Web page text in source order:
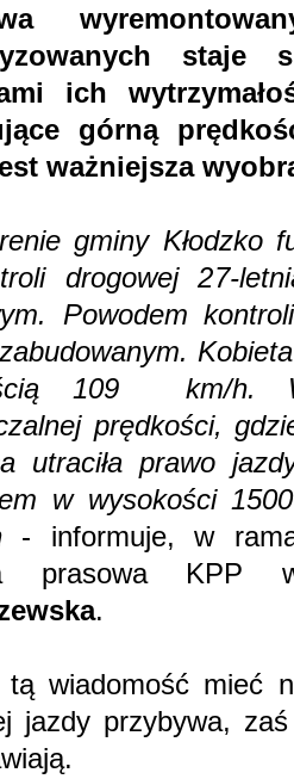
ich
górną
ważniejsza
gminy Kłodzko
drogowej 27-
Powodem
109 km/h.
prędkości,
utraciła prawo
w wysokości
- informuje, w
prasowa KPP
.
wiadomość mieć
jazdy przybywa,